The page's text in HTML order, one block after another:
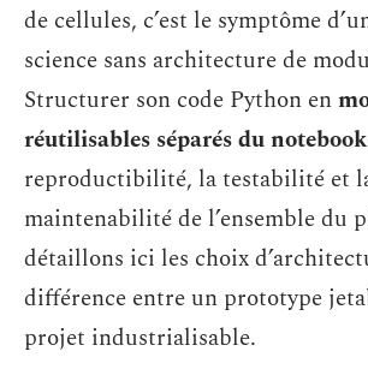
de cellules, c’est le symptôme
science sans architecture de
Structurer son code Python en
réutilisables séparés du notebook
reproductibilité, la testabilité et
maintenabilité de l’ensemble du
détaillons ici les choix
différence entre un prototype
projet industrialisable.